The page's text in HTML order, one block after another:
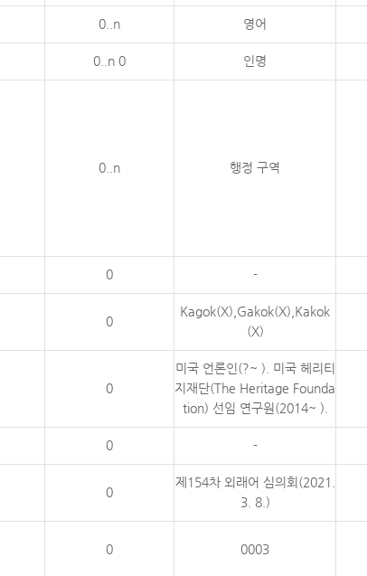
0..n 영어
0..n 0 인명
0..n 행정 구역
0 -
0
Kagok(X),Gakok(X),Kakok
(X)
0
미국 언론인(?~ ). 미국 헤리티
지재단(The Heritage Founda
tion) 선임 연구원(2014~ ).
0 -
0
제154차 외래어 심의회(2021.
3. 8.)
0 0003